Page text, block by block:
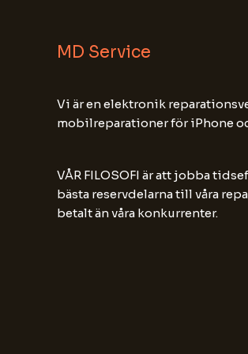
MD Service
Vi är en elektronik
mobilreparationer för iPhone
VÅR FILOSOFI är att jobba
bästa reservdelarna till våra
betalt än våra konkurrenter.